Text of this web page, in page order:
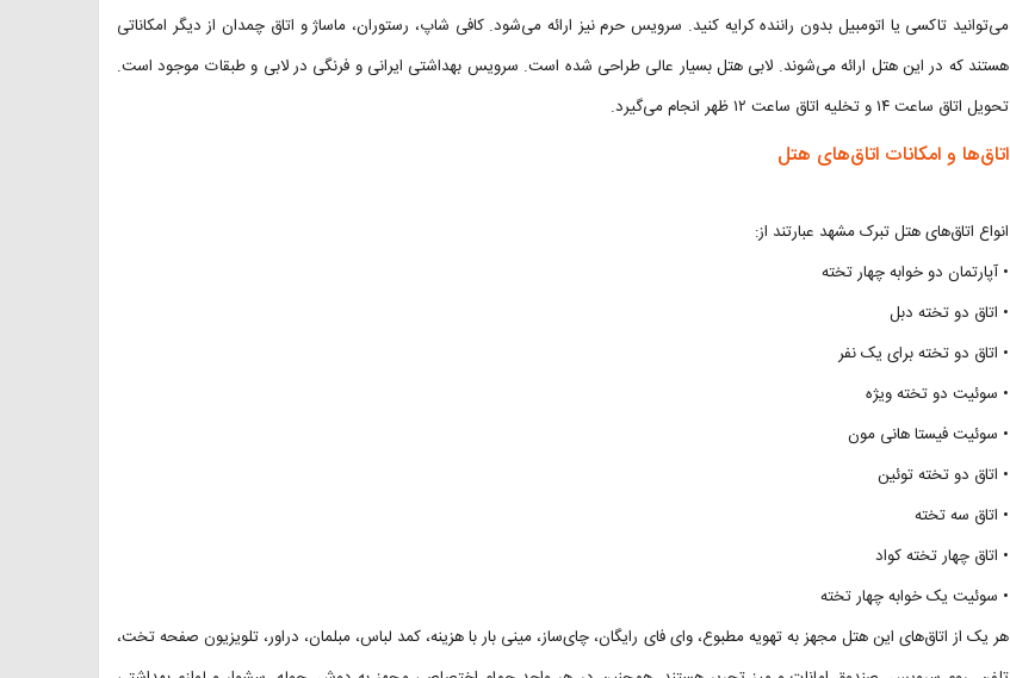
می‌توانید تاکسی یا اتومبیل بدون راننده کرایه کنید. سرویس حرم نیز ارائه می‌شود. کافی شاپ، رستوران، ماساژ و اتاق چمدان از دیگر امکاناتی
هستند که در این هتل ارائه می‌شوند. لابی هتل بسیار عالی طراحی شده است. سرویس بهداشتی ایرانی و فرنگی در لابی و طبقات موجود است.
تحویل اتاق ساعت ۱۴ و تخلیه اتاق ساعت ۱۲ ظهر انجام می‌گیرد.
اتاق‌ها و امکانات اتاق‌های هتل
انواع اتاق‌های هتل تبرک مشهد عبارتند از:
• آپارتمان دو خوابه چهار تخته
• اتاق دو تخته دبل
• اتاق دو تخته برای یک نفر
• سوئیت دو تخته ویژه
• سوئیت فیستا هانی مون
• اتاق دو تخته توئین
• اتاق سه تخته
• اتاق چهار تخته کواد
• سوئیت یک خوابه چهار تخته
هر یک از اتاق‌های این هتل مجهز به تهویه مطبوع، وای فای رایگان، چای‌ساز، مینی بار با هزینه، کمد لباس، مبلمان، دراور، تلویزیون صفحه تخت،